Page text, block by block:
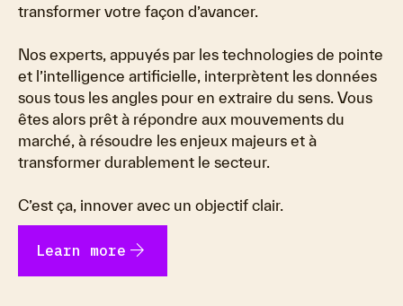
transformer votre façon d’avancer.
Nos experts, appuyés par les technologies de pointe
et l’intelligence artificielle, interprètent les données
sous tous les angles pour en extraire du sens. Vous
êtes alors prêt à répondre aux mouvements du
marché, à résoudre les enjeux majeurs et à
transformer durablement le secteur.
C’est ça, innover avec un objectif clair.
Learn more arrow_forward